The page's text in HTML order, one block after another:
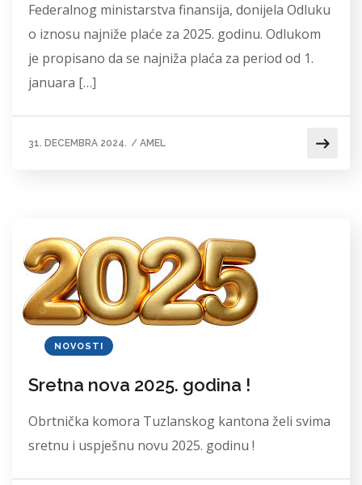
Federalnog ministarstva finansija, donijela Odluku
o iznosu najniže plaće za 2025. godinu. Odlukom
je propisano da se najniža plaća za period od 1.
januara […]
31. DECEMBRA 2024. / AMEL
NOVOSTI
Sretna nova 2025. godina !
Obrtnička komora Tuzlanskog kantona želi svima
sretnu i uspješnu novu 2025. godinu !